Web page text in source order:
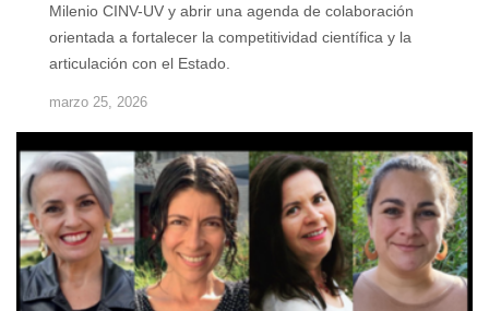
Milenio CINV-UV y abrir una agenda de colaboración
orientada a fortalecer la competitividad científica y la
articulación con el Estado.
marzo 25, 2026